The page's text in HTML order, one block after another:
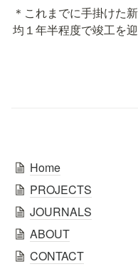
＊これまでに手掛けた
均１年半程度で竣工を迎
Home
PROJECTS
JOURNALS
ABOUT
CONTACT